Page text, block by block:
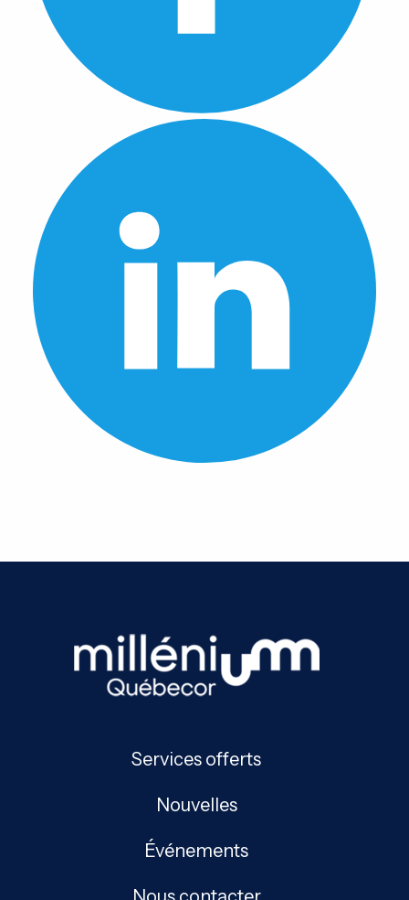
Services offerts
Nouvelles
Événements